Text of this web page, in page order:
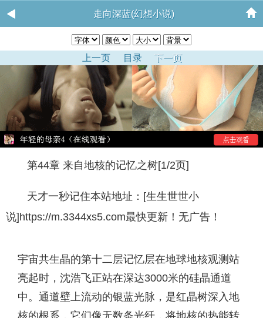
走向深蓝(幻想小说)
上一页 目录 下一页
第44章 来自地核的记忆之树[1/2页]
天才一秒记住本站地址：[生生世世小
说]https://m.3344xs5.com最快更新！无广告！
宇宙共生晶的第十二层记忆层在地球地核观测站
亮起时，沈浩飞正站在深达3000米的硅晶通道
中。通道壁上流动的银蓝光脉，是红晶树深入地
核的根系，它们像无数条光纤，将地核的热能转